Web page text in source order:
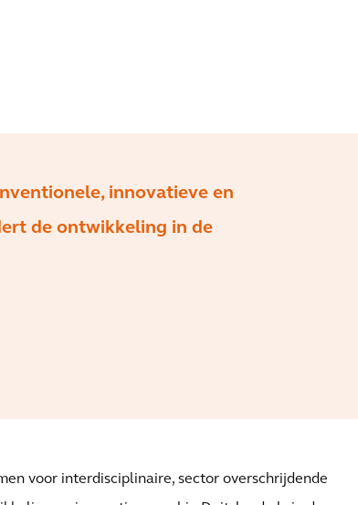
innovatieve en
de ontwikkeling in de
voor interdisciplinaire, sector overschrijdende